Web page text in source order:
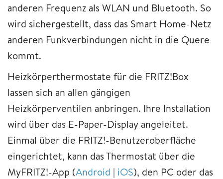
anderen Frequenz als WLAN und Bluetooth. So
wird sichergestellt, dass das Smart Home-Netz
anderen Funkverbindungen nicht in die Quere
kommt.
Heizkörperthermostate für die FRITZ!Box
lassen sich an allen gängigen
Heizkörperventilen anbringen. Ihre Installation
wird über das E-Paper-Display angeleitet.
Einmal über die FRITZ!-Benutzeroberfläche
eingerichtet, kann das Thermostat über die
MyFRITZ!-App (Android | iOS), den PC oder das